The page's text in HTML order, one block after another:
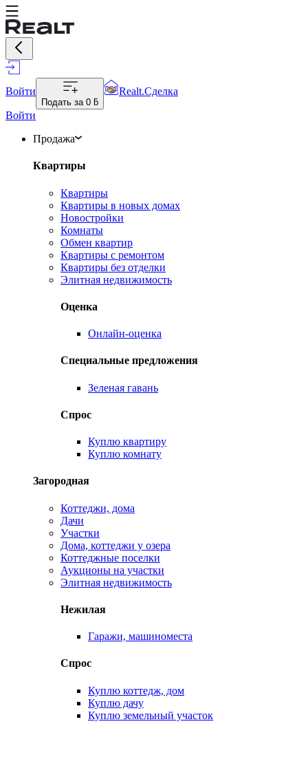
Войти
Подать за 0 ƃ
Realt.Сделка
Войти
Продажа
Квартиры
Квартиры
Квартиры в новых домах
Новостройки
Комнаты
Обмен квартир
Квартиры с ремонтом
Квартиры без отделки
Элитная недвижимость
Оценка
Онлайн-оценка
Специальные предложения
Зеленая гавань
Спрос
Куплю квартиру
Куплю комнату
Загородная
Коттеджи, дома
Дачи
Участки
Дома, коттеджи у озера
Коттеджные поселки
Аукционы на участки
Элитная недвижимость
Нежилая
Гаражи, машиноместа
Спрос
Куплю коттедж, дом
Куплю дачу
Куплю земельный участок